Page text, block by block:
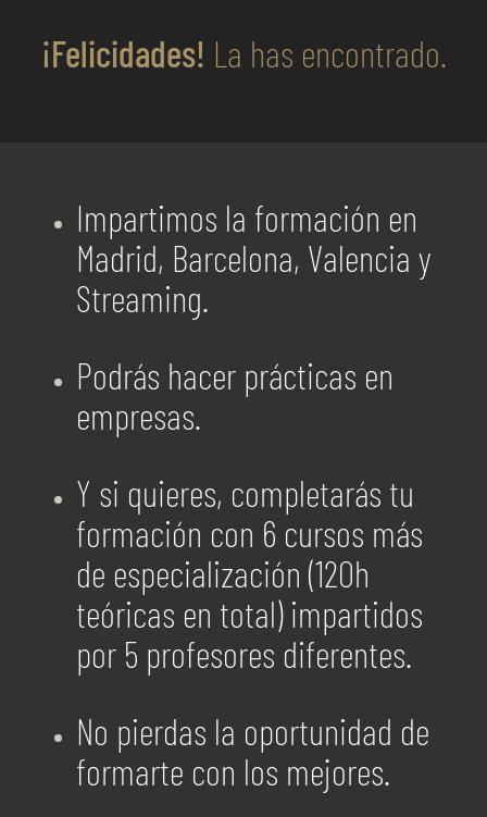
¡Felicidades! La has encontrado.
Impartimos la formación en
Madrid, Barcelona, Valencia y
Streaming.
Podrás hacer prácticas en
empresas.
Y si quieres, completarás tu
formación con 6 cursos más
de especialización (120h
teóricas en total) impartidos
por 5 profesores diferentes.
No pierdas la oportunidad de
formarte con los mejores.